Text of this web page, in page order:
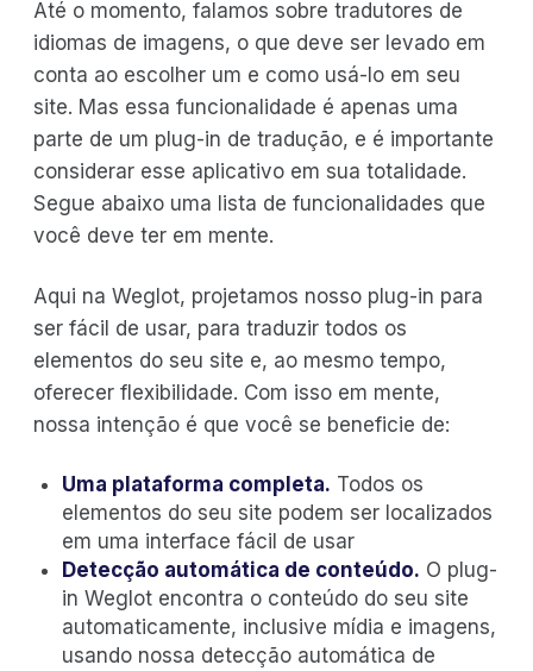
Até o momento, falamos sobre tradutores de
idiomas de imagens, o que deve ser levado em
conta ao escolher um e como usá-lo em seu
site. Mas essa funcionalidade é apenas uma
parte de um plug-in de tradução, e é importante
considerar esse aplicativo em sua totalidade.
Segue abaixo uma lista de funcionalidades que
você deve ter em mente.
Aqui na Weglot, projetamos nosso plug-in para
ser fácil de usar, para traduzir todos os
elementos do seu site e, ao mesmo tempo,
oferecer flexibilidade. Com isso em mente,
nossa intenção é que você se beneficie de:
Uma plataforma completa. Todos os
elementos do seu site podem ser localizados
em uma interface fácil de usar
Detecção automática de conteúdo. O plug-
in Weglot encontra o conteúdo do seu site
automaticamente, inclusive mídia e imagens,
usando nossa detecção automática de